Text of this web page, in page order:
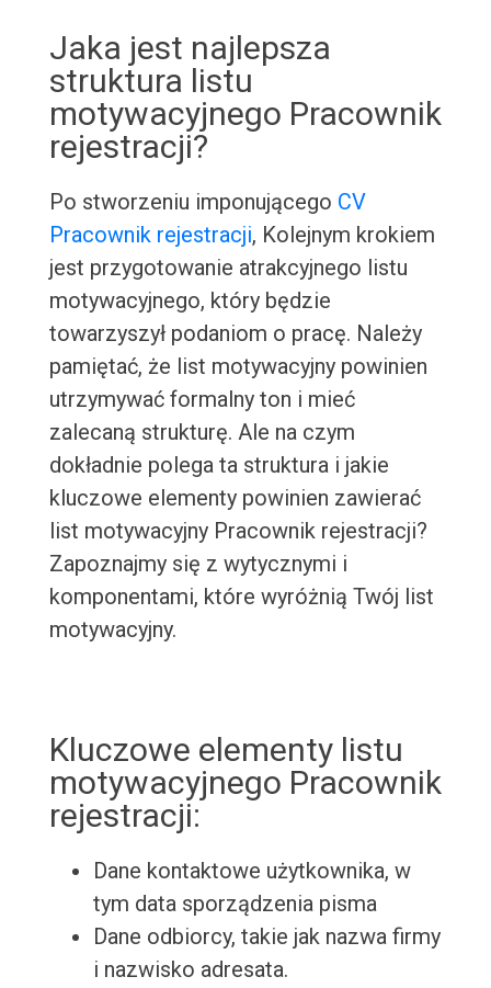
Jaka jest najlepsza
struktura listu
motywacyjnego Pracownik
rejestracji?
Po stworzeniu imponującego CV
Pracownik rejestracji, Kolejnym krokiem
jest przygotowanie atrakcyjnego listu
motywacyjnego, który będzie
towarzyszył podaniom o pracę. Należy
pamiętać, że list motywacyjny powinien
utrzymywać formalny ton i mieć
zalecaną strukturę. Ale na czym
dokładnie polega ta struktura i jakie
kluczowe elementy powinien zawierać
list motywacyjny Pracownik rejestracji?
Zapoznajmy się z wytycznymi i
komponentami, które wyróżnią Twój list
motywacyjny.
Kluczowe elementy listu
motywacyjnego Pracownik
rejestracji:
Dane kontaktowe użytkownika, w
tym data sporządzenia pisma
Dane odbiorcy, takie jak nazwa firmy
i nazwisko adresata.